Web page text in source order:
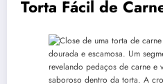
Torta Fácil de